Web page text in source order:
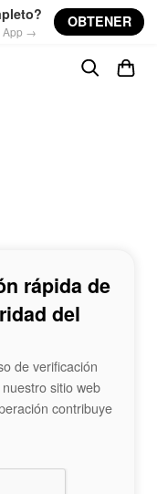
App →
OBTENER
rápida de
del
de verificación
sitio web
contribuye